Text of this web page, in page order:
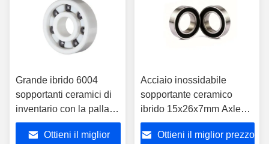
Grande ibrido 6004
sopportanti ceramici di
inventario con la palla
ceramica SI3N4
Ottieni il miglior
Acciaio inossidabile
sopportante ceramico
ibrido 15x26x7mm Axle
Bicycle Ball Bearing di
S15267-2RS
Ottieni il miglior prezzo